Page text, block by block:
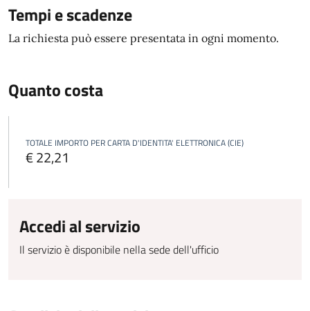
Tempi e scadenze
La richiesta può essere presentata in ogni momento.
Quanto costa
TOTALE IMPORTO PER CARTA D'IDENTITA' ELETTRONICA (CIE)
€ 22,21
Accedi al servizio
Il servizio è disponibile nella sede dell'ufficio